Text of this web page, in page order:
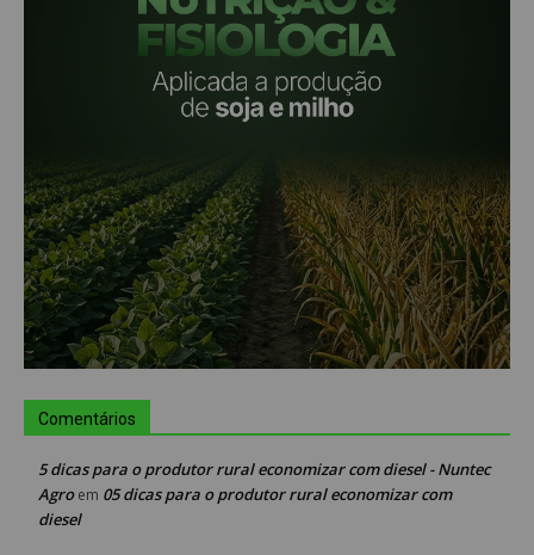
Comentários
5 dicas para o produtor rural economizar com diesel - Nuntec
Agroem 05 dicas para o produtor rural economizar com
diesel